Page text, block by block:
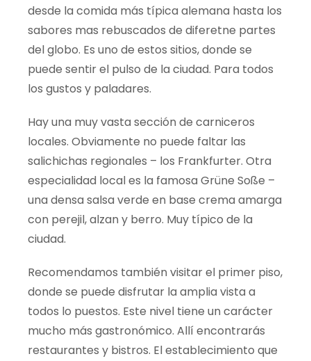
desde la comida más típica alemana hasta los
sabores mas rebuscados de diferetne partes
del globo. Es uno de estos sitios,donde se
puede sentirel pulso de la ciudad. Para todos
los gustos y paladares.
Hay una muy vasta sección de carniceros
locales. Obviamente no puede faltar las
salichichas regionales – los Frankfurter. Otra
especialidad local es la famosa Grüne Soße –
una densa salsa verde en base crema amarga
con perejil, alzan y berro. Muy típico de la
ciudad.
Recomendamos también visitar el primer piso,
donde se puede disfrutar la amplia vista a
todos lo puestos. Este nivel tiene un carácter
mucho más gastronómico. Allí encontrarás
restaurantes y bistros. El establecimiento que